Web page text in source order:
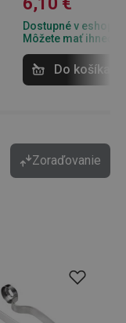
Dostupné v eshope
Môžete mať ihneď
Do košíka
Zoraďovanie